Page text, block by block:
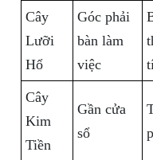
Cây
Lưỡi
Hổ
Góc phải
bàn làm
việc
Cây
Kim
Tiền
Gần cửa
sổ